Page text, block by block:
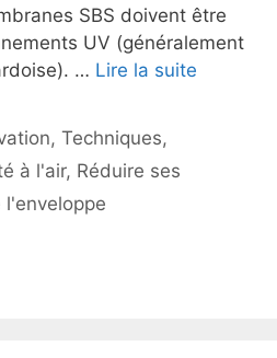
SBS doivent être
UV (généralement
… Lire la suite
,Techniques,
à l'air, Réduire ses
l'enveloppe